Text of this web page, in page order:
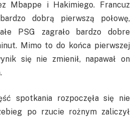
Mbappe i Hakimiego. Francuz
dobrą pierwszą połowę,
PSG zagrało bardzo dobre
Mimo to do końca pierwszej
się nie zmienił, napawał on
spotkania rozpoczęła się nie
po rzucie rożnym zaliczył